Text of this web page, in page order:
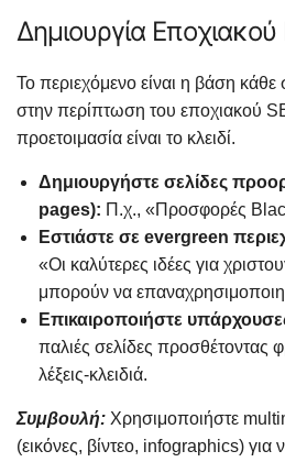
Δημιουργία
Το περιεχόμενο είναι η βάση κάθε
στην περίπτωση του εποχιακού
προετοιμασία είναι το κλειδί.
Δημιουργήστε σελίδες
pages): Π.χ., «Προσφορές
Εστιάστε σε evergreen
«Οι καλύτερες ιδέες για
μπορούν να
Επικαιροποιήστε
παλιές σελίδες προσθέτοντας
λέξεις-κλειδιά.
Συμβουλή: Χρησιμοποιήστε
(εικόνες, βίντεο, infographics) για